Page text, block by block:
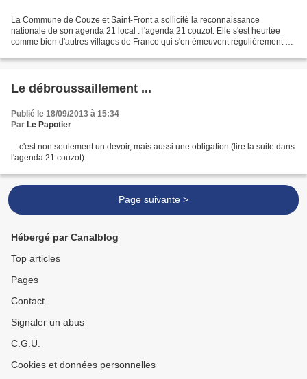
La Commune de Couze et Saint-Front a sollicité la reconnaissance
nationale de son agenda 21 local : l'agenda 21 couzot. Elle s'est heurtée
comme bien d'autres villages de France qui s'en émeuvent régulièrement au
Le débroussaillement ...
Publié le 18/09/2013 à 15:34
Par Le Papotier
... c'est non seulement un devoir, mais aussi une obligation (lire la suite dans
l'agenda 21 couzot).
Page suivante >
Hébergé par Canalblog
Top articles
Pages
Contact
Signaler un abus
C.G.U.
Cookies et données personnelles